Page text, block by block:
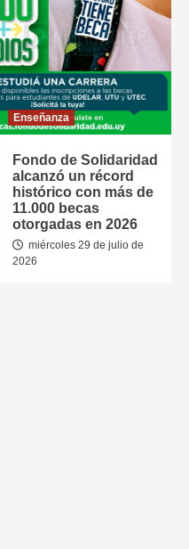
Enseñanza
Fondo de Solidaridad
alcanzó un récord
histórico con más de
11.000 becas
otorgadas en 2026
miércoles 29 de julio de
2026